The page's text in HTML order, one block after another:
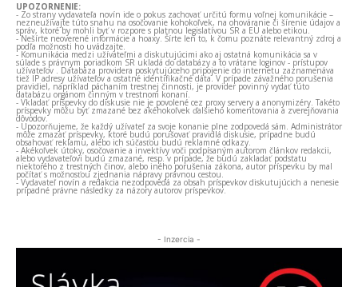
UPOZORNENIE:
- Zo strany vydavateľa novín ide o pokus zachovať určitú formu voľnej komunikácie –
nezneužívajte túto snahu na osočovanie kohokoľvek, na ohováranie či šírenie údajov a
správ, ktoré by mohli byť v rozpore s platnou legislatívou SR a EÚ alebo etikou.
- Nešírte neoverené informácie a hoaxy. Šírte len to, k čomu poznáte relevantný zdroj a
podľa možnosti ho uvádzajte.
- Komunikácia medzi užívateľmi a diskutujúcimi ako aj ostatná komunikácia sa v
súlade s právnym poriadkom SR ukladá do databázy a to vrátane loginov - prístupov
užívateľov . Databáza providera poskytujúceho pripojenie do internetu zaznamenáva
tiež IP adresy užívateľov a ostatné identifikačné dáta. V prípade závažného porušenia
pravidiel, napríklad páchaním trestnej činnosti, je provider povinný vydať túto
databázu orgánom činným v trestnom konaní.
- Vkladať príspevky do diskusie nie je povolené cez proxy servery a anonymizéry. Takéto
príspevky môžu byť zmazané bez akéhokoľvek ďalšieho komentovania a zverejňovania
dôvodov.
- Upozorňujeme, že každý užívateľ za svoje konanie plne zodpovedá sám. Administrátor
môže zmazať príspevky, ktoré budú porušovať pravidlá diskusie, prípadne budú
obsahovať reklamu, alebo ich súčasťou budú reklamné odkazy.
- Akékoľvek útoky, osočovanie a invektívy voči podpísaným autorom článkov redakcii,
alebo vydavateľovi budú zmazané, resp. v prípade, že budú zakladať podstatu
niektorého z trestných činov, alebo iného porušenia zákona, autor príspevku by mal
počítať s možnosťou zjednania nápravy právnou cestou.
- Vydavateľ novín a redakcia nezodpovedá za obsah príspevkov diskutujúcich a nenesie
prípadné právne následky za názory autorov príspevkov.
- Inzercia -